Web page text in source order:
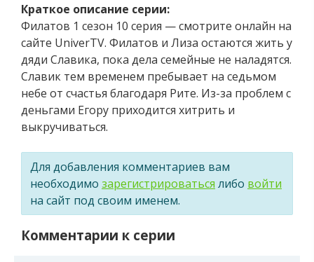
Краткое описание серии:
Филатов 1 сезон 10 серия — смотрите онлайн на
сайте UniverTV. Филатов и Лиза остаются жить у
дяди Славика, пока дела семейные не наладятся.
Славик тем временем пребывает на седьмом
небе от счастья благодаря Рите. Из-за проблем с
деньгами Егору приходится хитрить и
выкручиваться.
Для добавления комментариев вам
необходимо зарегистрироваться либо войти
на сайт под своим именем.
Комментарии к серии